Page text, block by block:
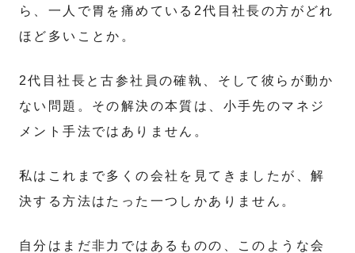
ら、一人で胃を痛めている2代目社長の方がどれ
ほど多いことか。
2代目社長と古参社員の確執、そして彼らが動か
ない問題。その解決の本質は、小手先のマネジ
メント手法ではありません。
私はこれまで多くの会社を見てきましたが、解
決する方法はたった一つしかありません。
自分はまだ非力ではあるものの、このような会